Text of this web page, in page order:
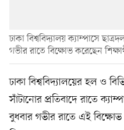
ঢাকা বিশ্ববিদ্যালয় ক্যাম্পাসে
গভীর রাতে বিক্ষোভ করেছেন
ঢাকা বিশ্ববিদ্যালয়ের হল ও
সাঁটানোর প্রতিবাদে রাতে
বুধবার গভীর রাতে এই বিক্ষোভ